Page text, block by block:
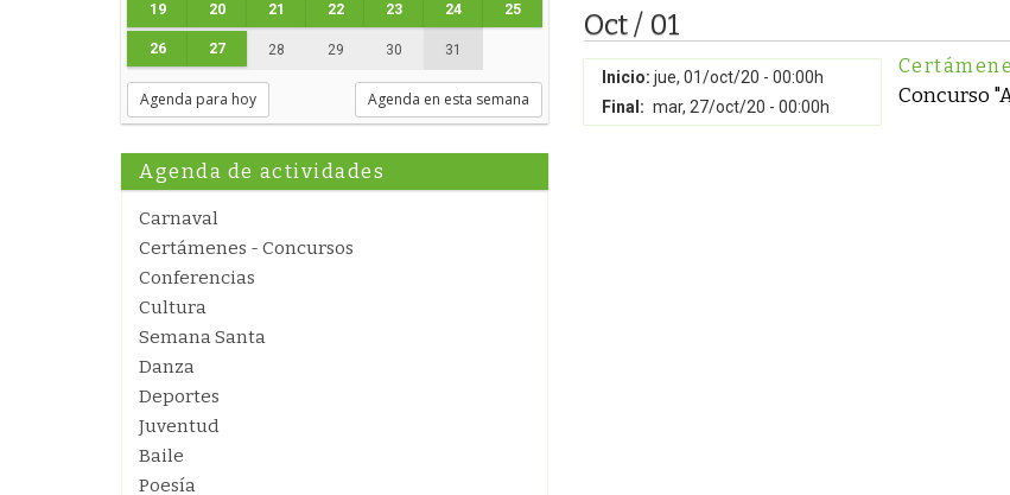
19 20 21 22 23 24 25
26 27 28 29 30 31
Agenda para hoy Agenda en esta semana
Agenda de actividades
Carnaval
Certámenes - Concursos
Conferencias
Cultura
Semana Santa
Danza
Deportes
Juventud
Baile
Poesía
Oct / 01
Inicio: jue, 01/oct/20 - 00:00h
Final: mar, 27/oct/20 - 00:00h Concurso